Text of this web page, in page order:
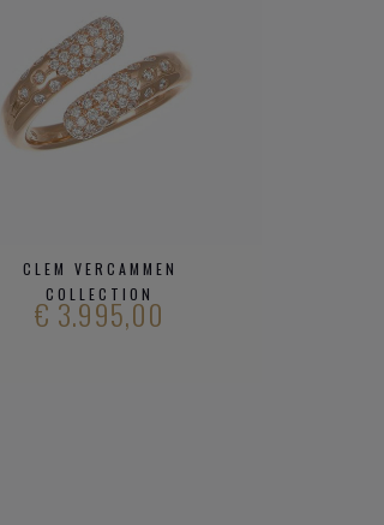
CLEM VERCAMMEN
COLLECTION
€ 3.995,00